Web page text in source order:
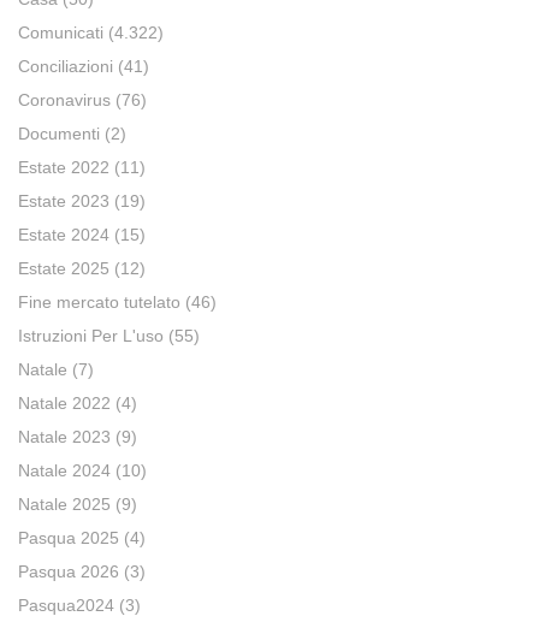
Comunicati (4.322)
Conciliazioni (41)
Coronavirus (76)
Documenti (2)
Estate 2022 (11)
Estate 2023 (19)
Estate 2024 (15)
Estate 2025 (12)
Fine mercato tutelato (46)
Istruzioni Per L'uso (55)
Natale (7)
Natale 2022 (4)
Natale 2023 (9)
Natale 2024 (10)
Natale 2025 (9)
Pasqua 2025 (4)
Pasqua 2026 (3)
Pasqua2024 (3)